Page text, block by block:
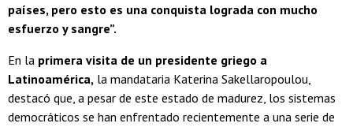
países, pero esto es una conquista lograda con mucho
esfuerzo y sangre”.
En la primera visita de un presidente griego a
Latinoamérica, la mandataria Katerina Sakellaropoulou,
destacó que, a pesar de este estado de madurez, los sistemas
democráticos se han enfrentado recientemente a una serie de